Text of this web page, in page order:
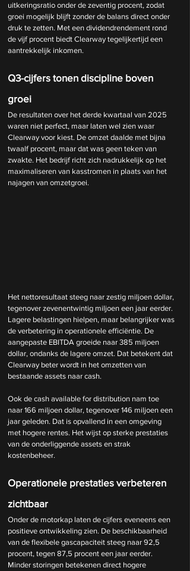
uitkeringsratio onder de zeventig procent, zodat
groei mogelijk blijft zonder de balans direct onder
druk te zetten. Met een dividendrendement rond
de vijf procent biedt Clearway tegelijkertijd een
aantrekkelijk inkomen.
Q3-cijfers tonen discipline boven
groei
De resultaten over het derde kwartaal van 2025
waren niet perfect, maar laten wel zien waar
Clearway voor kiest. De omzet daalde met bijna
twaalf procent, maar dat was geen teken van
zwakte. Het bedrijf richt zich nadrukkelijk op het
maximaliseren van kasstromen in plaats van het
najagen van omzetgroei.
Het nettoresultaat steeg naar zestig miljoen dollar,
tegenover zevenentwintig miljoen een jaar eerder.
Lagere belastingen hielpen, maar belangrijker was
de verbetering in operationele efficiëntie. De
aangepaste EBITDA groeide naar 385 miljoen
dollar, ondanks de lagere omzet. Dat betekent dat
Clearway beter wordt in het omzetten van
bestaande assets naar cash.
Ook de cash available for distribution nam toe
naar 166 miljoen dollar, tegenover 146 miljoen een
jaar geleden. Dat is opvallend in een omgeving
met hogere rentes. Het wijst op sterke prestaties
van de onderliggende assets en strak
kostenbeheer.
Operationele prestaties verbeteren
zichtbaar
Onder de motorkap laten de cijfers eveneens een
positieve ontwikkeling zien. De beschikbaarheid
van de flexibele gascapaciteit steeg naar 92,5
procent, tegen 87,5 procent een jaar eerder.
Minder storingen betekenen direct hogere